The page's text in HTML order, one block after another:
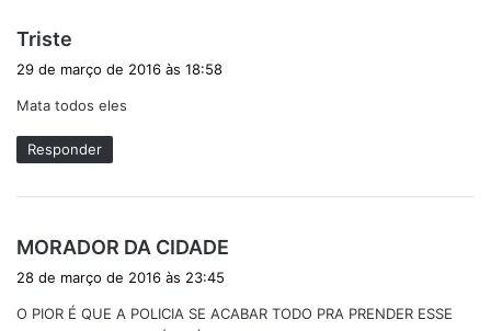
Triste
s
e
:
29 de março de 2016 às 18:58
Mata todos eles
Responder
MORADOR DA CIDADE
s
28 de março de 2016 às 23:45
O PIOR É QUE A POLICIA SE ACABAR TODO PRA PRENDER ESSE